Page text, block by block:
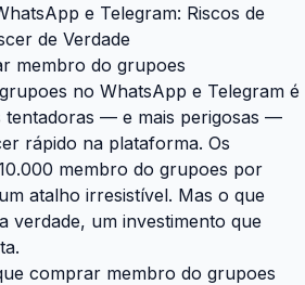
e Telegram: Riscos de
de Verdade
membro do grupoes
no WhatsApp e Telegram é
tentadoras — e mais perigosas —
rápido na plataforma. Os
membro do grupoes por
atalho irresistível. Mas o que
verdade, um investimento que
comprar membro do grupoes